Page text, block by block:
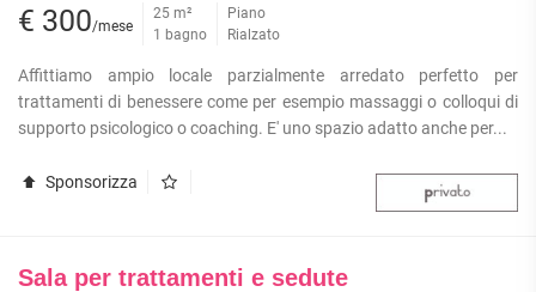
MONOLOCALI
BILOCALI
TRILOCALI
QUADRILOCALI
LABORATORI
LOCALI
COMMERCIALI
MAGAZZINI
NEGOZI
GESTIONE
APPARTAMENTI
PIANO
TERRA
GIARDINO
€ 300/mese
25 m²
1 bagno
Piano
Rialzato
Affittiamo ampio locale parzialmente arredato perfetto per
trattamenti di benessere come per esempio massaggi o colloqui di
supporto psicologico o coaching. E' uno spazio adatto anche per...
Sponsorizza
Sala per trattamenti e sedute